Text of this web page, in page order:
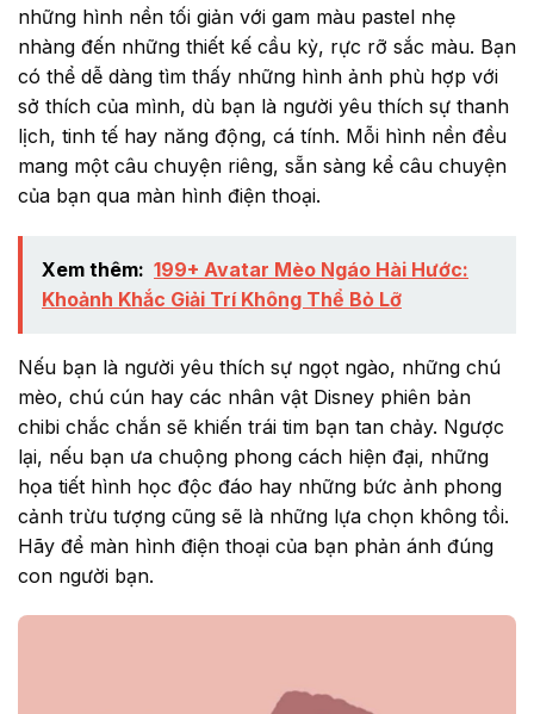
những hình nền tối giản với gam màu pastel nhẹ
nhàng đến những thiết kế cầu kỳ, rực rỡ sắc màu. Bạn
có thể dễ dàng tìm thấy những hình ảnh phù hợp với
sở thích của mình, dù bạn là người yêu thích sự thanh
lịch, tinh tế hay năng động, cá tính. Mỗi hình nền đều
mang một câu chuyện riêng, sẵn sàng kể câu chuyện
của bạn qua màn hình điện thoại.
Xem thêm: 199+ Avatar Mèo Ngáo Hài Hước:
Khoảnh Khắc Giải Trí Không Thể Bỏ Lỡ
Nếu bạn là người yêu thích sự ngọt ngào, những chú
mèo, chú cún hay các nhân vật Disney phiên bản
chibi chắc chắn sẽ khiến trái tim bạn tan chảy. Ngược
lại, nếu bạn ưa chuộng phong cách hiện đại, những
họa tiết hình học độc đáo hay những bức ảnh phong
cảnh trừu tượng cũng sẽ là những lựa chọn không tồi.
Hãy để màn hình điện thoại của bạn phản ánh đúng
con người bạn.